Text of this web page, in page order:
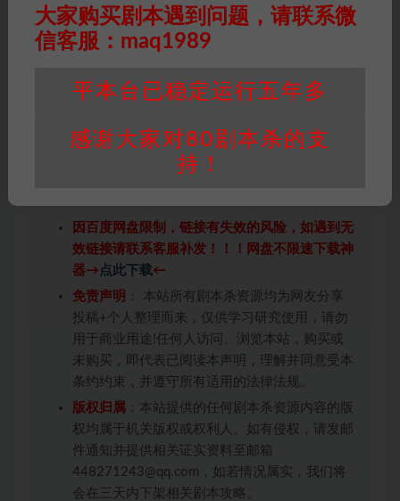
那刻，全员笑到桌子都在震。最后选结局时我们集体选了”
把老板挂路灯”，打工人の复仇爽过吸猫。
才能接住梗，但社会人秒懂的职场暗语设计很灵性。美中
因百度网盘限制，链接有失效的风险，如遇到无
效链接请联系客服补发！！！网盘不限速下载神
器→ 点此下载←
免责声明 ： 本站所有剧本杀资源均为网友分享
投稿+个人整理而来，仅供学习研究使用，请勿
用于商业用途!任何人访问、浏览本站，购买或
未购买，即代表已阅读本声明，理解并同意受本
条约约束，并遵守所有适用的法律法规。
版权归属 ：本站提供的任何剧本杀资源内容的版
权均属于机关版权或权利人。如有侵权，请发邮
件通知并提供相关证实资料至邮箱
448271243@qq.com，如若情况属实，我们将
会在三天内下架相关剧本攻略。
大家购买剧本遇到问题，请联系微
信客服：maq1989
平本台已稳定运行五年多
感谢大家对80剧本杀的支
持！